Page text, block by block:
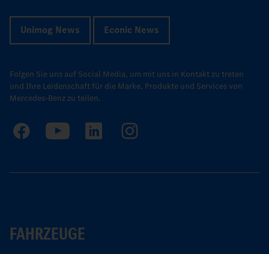
Unimog News Econic News
Folgen Sie uns auf Social Media, um mit uns in Kontakt zu treten
und Ihre Leidenschaft für die Marke, Produkte und Services von
Mercedes-Benz zu teilen.
FAHRZEUGE